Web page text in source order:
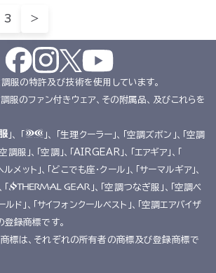
3 ＞
服の特許及び技術を使用しています。
服のファン付きウェア、その附属品、及びこれらを
」、 「
」、 「生理クーラー」、「空調ズボン」、「空調
服」、「空調」、「AIRGEAR」、「エアギア」、「
ルメット」、「どこでも座･クール」、「サーマルギア」、
」、「空調つなぎ服」、「空調ベ
ルド」、「サイフォンクールベスト」、「空調エアバイザ
登録商標です。
標は、それぞれの所有者の商標及び登録商標で